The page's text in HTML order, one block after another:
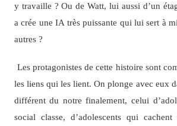
y travaille ? Ou de Watt, lui aussi d’un
a crée une IA très puissante qui lui sert à
autres ?
Les protagonistes de cette histoire sont
les liens qui les lient. On plonge avec eux
différent du notre finalement, celui
social classe, d’adolescents qui